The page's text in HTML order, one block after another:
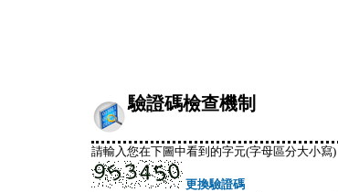
驗證碼檢查機制
請輸入您在下圖中看到的字元(字母區分大小寫)
更換驗證碼